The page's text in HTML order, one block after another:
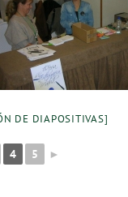
DE DIAPOSITIVAS]
4 5 ►